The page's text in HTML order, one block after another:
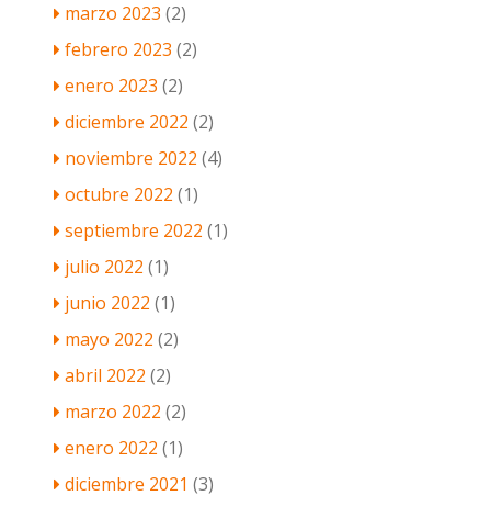
marzo 2023 (2)
febrero 2023 (2)
enero 2023 (2)
diciembre 2022 (2)
noviembre 2022 (4)
octubre 2022 (1)
septiembre 2022 (1)
julio 2022 (1)
junio 2022 (1)
mayo 2022 (2)
abril 2022 (2)
marzo 2022 (2)
enero 2022 (1)
diciembre 2021 (3)